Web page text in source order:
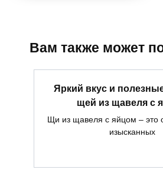
Вам также может
Яркий вкус и
щей из щавеля с
Щи из щавеля с яйцом – это
изысканных